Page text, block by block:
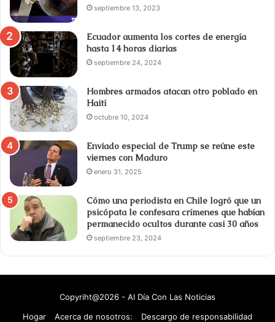
septiembre 13, 2023
Ecuador aumenta los cortes de energía
hasta 14 horas diarias
septiembre 24, 2024
Hombres armados atacan otro poblado en
Haití
octubre 10, 2024
Enviado especial de Trump se reúne este
viernes con Maduro
enero 31, 2025
Cómo una periodista en Chile logró que un
psicópata le confesara crímenes que habían
permanecido ocultos durante casi 30 años
septiembre 23, 2024
Copyriht@2026 - Al Día Con Las Noticias
Hogar
Acerca de nosotros: Descargo de responsabilidad